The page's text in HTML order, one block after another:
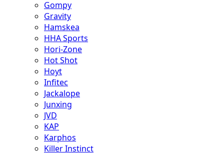
Gompy
Gravity
Hamskea
HHA Sports
Hori-Zone
Hot Shot
Hoyt
Infitec
Jackalope
Junxing
JVD
KAP
Karphos
Killer Instinct